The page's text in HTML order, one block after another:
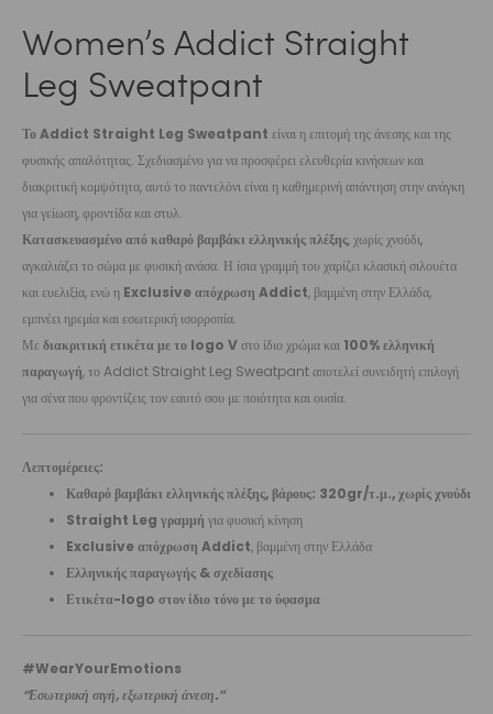
Women’s Addict Straight
Leg Sweatpant
ΤοAddict Straight Leg Sweatpant είναι η επιτομή της άνεσης και της
φυσικής απαλότητας. Σχεδιασμένο για να προσφέρει ελευθερία κινήσεων και
διακριτική κομψότητα, αυτό το παντελόνι είναι η καθημερινή απάντηση στην ανάγκη
για γείωση, φροντίδα και στυλ.
Κατασκευασμένο από καθαρό βαμβάκι ελληνικής πλέξης, χωρίς χνούδι,
αγκαλιάζει το σώμα με φυσική ανάσα. Η ίσια γραμμή του χαρίζει κλασική σιλουέτα
και ευελιξία, ενώ η Exclusive απόχρωση Addict, βαμμένη στην Ελλάδα,
εμπνέει ηρεμία και εσωτερική ισορροπία.
Μεδιακριτική ετικέτα με το logo Vστο ίδιο χρώμα και 100% ελληνική
παραγωγή, το Addict Straight Leg Sweatpant αποτελεί συνειδητή επιλογή
για σένα που φροντίζεις τον εαυτό σου με ποιότητα και ουσία.
Λεπτομέρειες:
Καθαρό βαμβάκι ελληνικής πλέξης, βάρους: 320gr/τ.μ., χωρίς χνούδι
Straight Leg γραμμή για φυσική κίνηση
Exclusive απόχρωση Addict, βαμμένη στην Ελλάδα
Ελληνικής παραγωγής & σχεδίασης
Ετικέτα-logo στον ίδιο τόνο με το ύφασμα
#WearYourEmotions
“Εσωτερική σιγή, εξωτερική άνεση.”